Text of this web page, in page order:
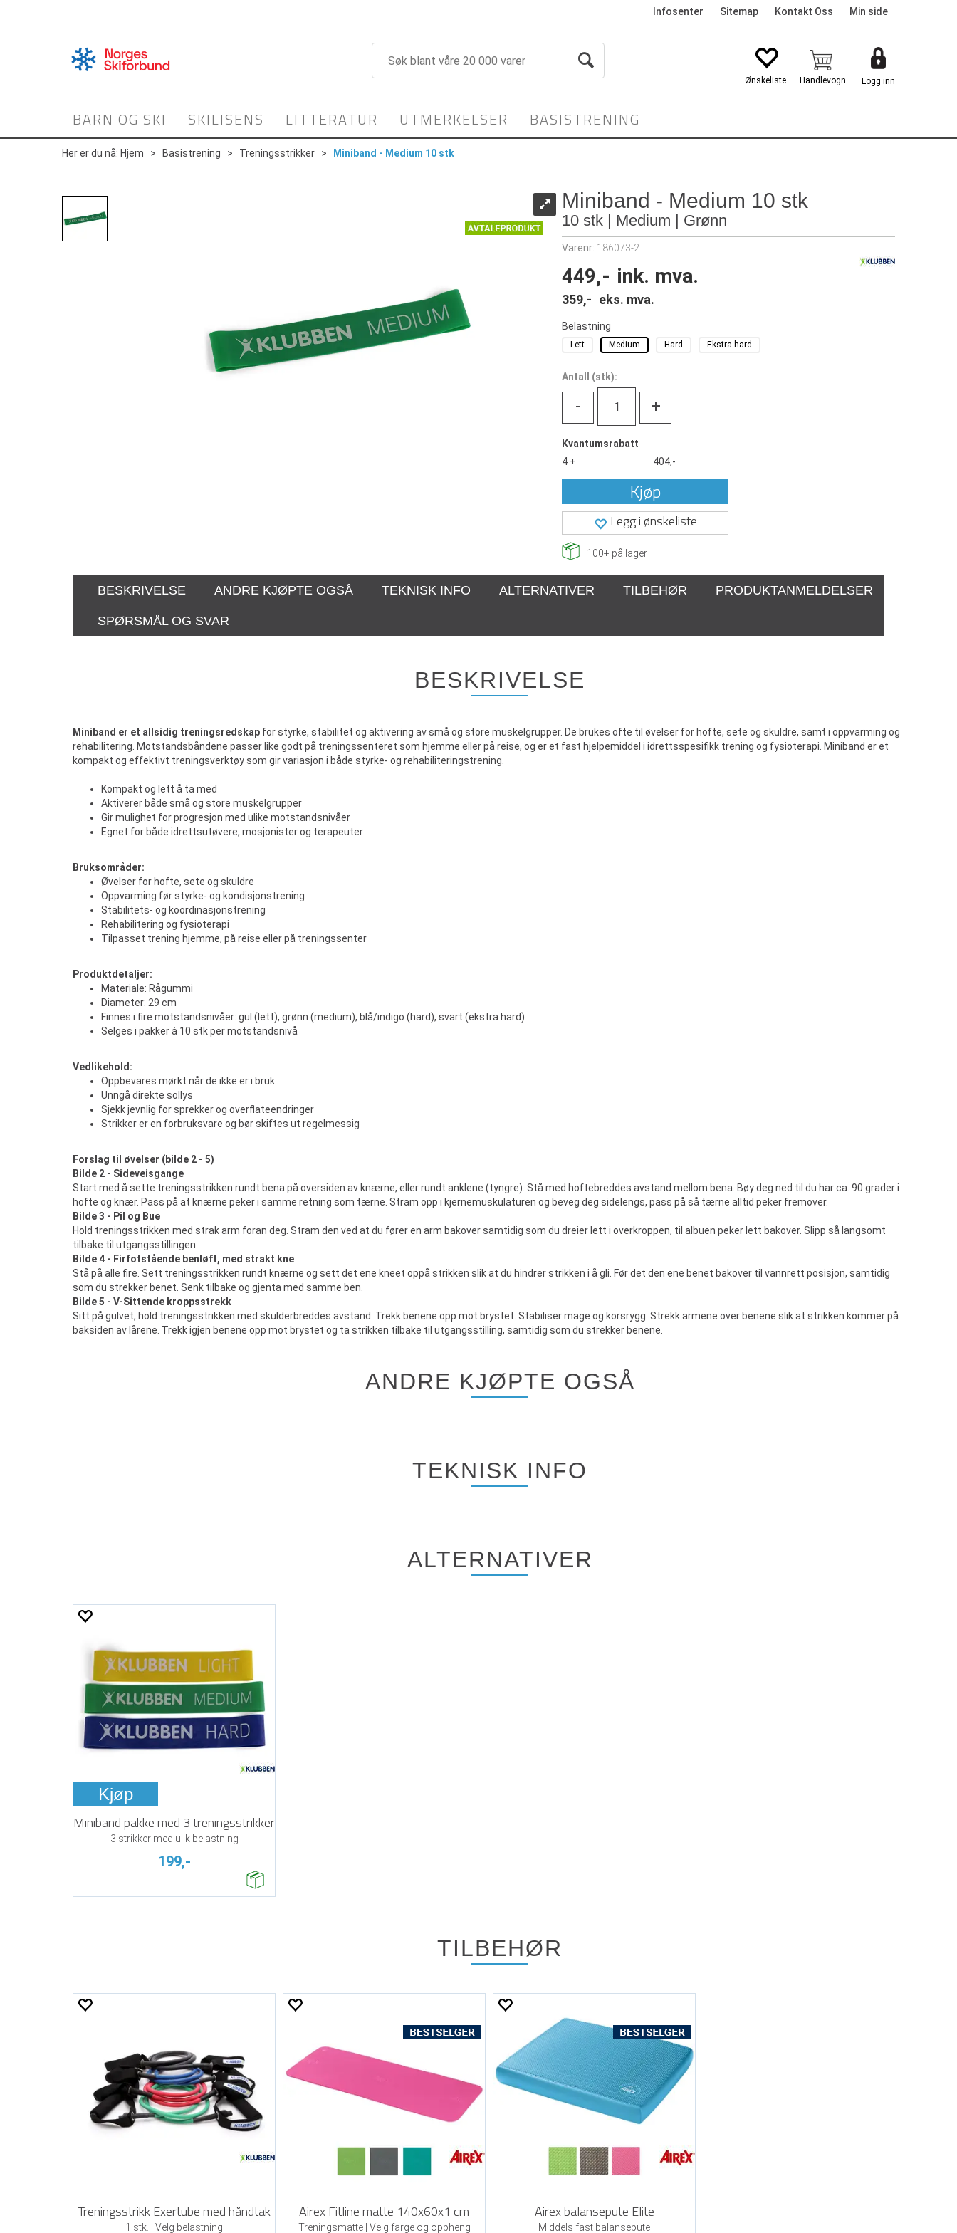
Infosenter Sitemap Kontakt Oss Min side
Logg inn
BARN OG SKI SKILISENS LITTERATUR UTMERKELSER BASISTRENING
Her er du nå: Hjem > Basistrening > Treningsstrikker > Miniband - Medium 10 stk
Miniband - Medium 10 stk
10 stk | Medium | Grønn
Varenr: 186073-2
449,- ink. mva.
359,- eks. mva.
Belastning
Lett Medium Hard Ekstra hard
Antall (stk):
- +
Kvantumsrabatt
4 +
404,-
Kjøp
Legg i ønskeliste
100+ på lager
BESKRIVELSE ANDRE KJØPTE OGSÅ TEKNISK INFO ALTERNATIVER TILBEHØR PRODUKTANMELDELSER
SPØRSMÅL OG SVAR
BESKRIVELSE
Miniband er et allsidig treningsredskap for styrke, stabilitet og aktivering av små og store muskelgrupper. De brukes ofte til øvelser for hofte, sete og skuldre, samt i oppvarming og
rehabilitering. Motstandsbåndene passer like godt på treningssenteret som hjemme eller på reise, og er et fast hjelpemiddel i idrettsspesifikk trening og fysioterapi. Miniband er et
kompakt og effektivt treningsverktøy som gir variasjon i både styrke- og rehabiliteringstrening.
Kompakt og lett å ta med
Aktiverer både små og store muskelgrupper
Gir mulighet for progresjon med ulike motstandsnivåer
Egnet for både idrettsutøvere, mosjonister og terapeuter
Bruksområder:
Øvelser for hofte, sete og skuldre
Oppvarming før styrke- og kondisjonstrening
Stabilitets- og koordinasjonstrening
Rehabilitering og fysioterapi
Tilpasset trening hjemme, på reise eller på treningssenter
Produktdetaljer:
Materiale: Rågummi
Diameter: 29 cm
Finnes i fire motstandsnivåer: gul (lett), grønn (medium), blå/indigo (hard), svart (ekstra hard)
Selges i pakker à 10 stk per motstandsnivå
Vedlikehold:
Oppbevares mørkt når de ikke er i bruk
Unngå direkte sollys
Sjekk jevnlig for sprekker og overflateendringer
Strikker er en forbruksvare og bør skiftes ut regelmessig
Forslag til øvelser (bilde 2 - 5)
Bilde 2 - Sideveisgange
Start med å sette treningsstrikken rundt bena på oversiden av knærne, eller rundt anklene (tyngre). Stå med hoftebreddes avstand mellom bena. Bøy deg ned til du har ca. 90 grader i
hofte og knær. Pass på at knærne peker i samme retning som tærne. Stram opp i kjernemuskulaturen og beveg deg sidelengs, pass på så tærne alltid peker fremover.
Bilde 3 - Pil og Bue
Hold treningsstrikken med strak arm foran deg. Stram den ved at du fører en arm bakover samtidig som du dreier lett i overkroppen, til albuen peker lett bakover. Slipp så langsomt
tilbake til utgangsstillingen.
Bilde 4 - Firfotstående benløft, med strakt kne
Stå på alle fire. Sett treningsstrikken rundt knærne og sett det ene kneet oppå strikken slik at du hindrer strikken i å gli. Før det den ene benet bakover til vannrett posisjon, samtidig
som du strekker benet. Senk tilbake og gjenta med samme ben.
Bilde 5 - V-Sittende kroppsstrekk
Sitt på gulvet, hold treningsstrikken med skulderbreddes avstand. Trekk benene opp mot brystet. Stabiliser mage og korsrygg. Strekk armene over benene slik at strikken kommer på
baksiden av lårene. Trekk igjen benene opp mot brystet og ta strikken tilbake til utgangsstilling, samtidig som du strekker benene.
ANDRE KJØPTE OGSÅ
TEKNISK INFO
ALTERNATIVER
Kjøp
Miniband pakke med 3 treningsstrikker
3 strikker med ulik belastning
199,-
TILBEHØR
Treningsstrikk Exertube med håndtak
1 stk. | Velg belastning
Airex Fitline matte 140x60x1 cm
Treningsmatte | Velg farge og oppheng
Airex balansepute Elite
Middels fast balansepute